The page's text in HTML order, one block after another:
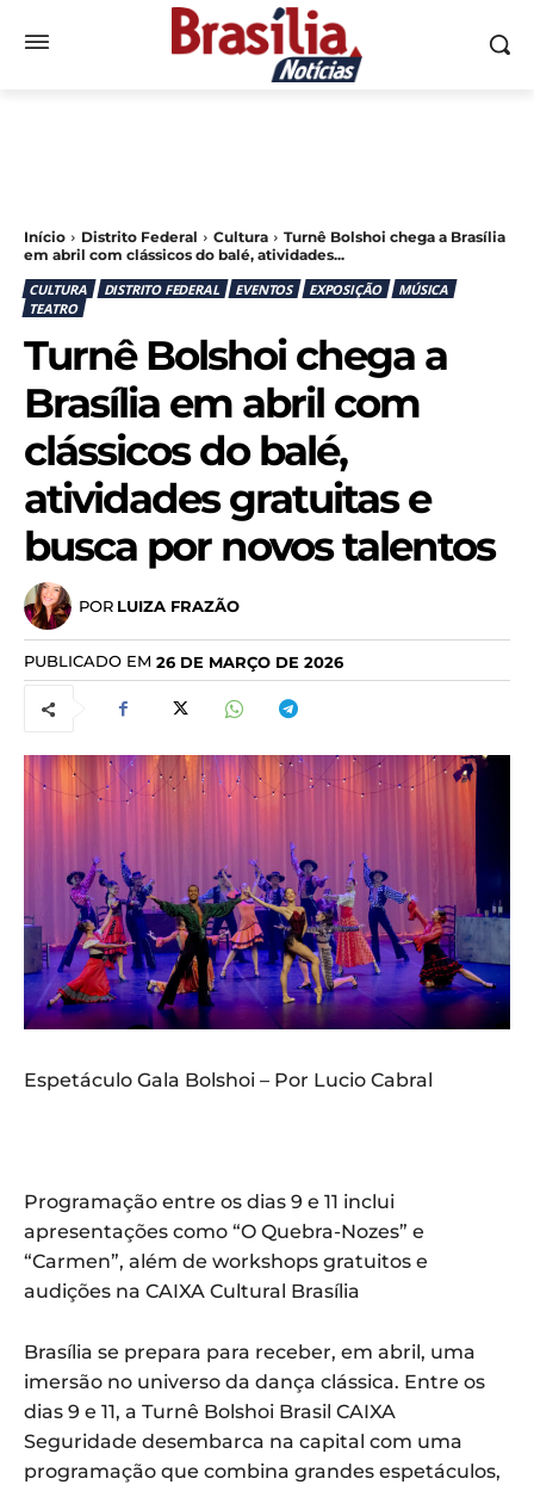
Início Distrito Federal Cultura
Turnê Bolshoi chega a Brasília
em abril com clássicos do balé, atividades...
CULTURA
DISTRITO FEDERAL EVENTOS EXPOSIÇÃO
MÚSICA
TEATRO
Turnê Bolshoi chega a
Brasília em abril com
clássicos do balé,
atividades gratuitas e
busca por novos talentos
POR LUIZA FRAZÃO
PUBLICADO EM 26 DE MARÇO DE 2026
Espetáculo Gala Bolshoi – Por Lucio Cabral
Programação entre os dias 9 e 11 inclui
apresentações como “O Quebra-Nozes” e
“Carmen”, além de workshops gratuitos e
audições na CAIXA Cultural Brasília
Brasília se prepara para receber, em abril, uma
imersão no universo da dança clássica. Entre os
dias 9 e 11, a Turnê Bolshoi Brasil CAIXA
Seguridade desembarca na capital com uma
programação que combina grandes espetáculos,